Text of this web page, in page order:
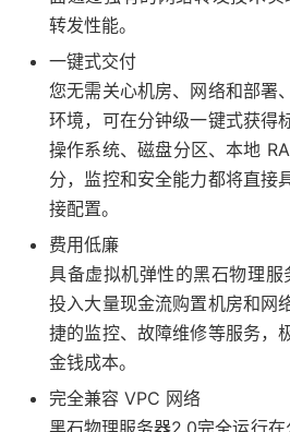
转发性能。
一键式交付
您无需关心机房、网络和部署
环境，可在分钟级一键式获得
操作系统、磁盘分区、本地
分，监控和安全能力都将直接
接配置。
费用低廉
具备虚拟机弹性的黑石物理
投入大量现金流购置机房和网
捷的监控、故障维修等服务，
金钱成本。
完全兼容 VPC 网络